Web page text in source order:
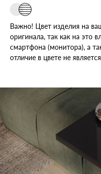
Важно! Цвет изделия на
оригинала, так как на это
смартфона (монитора), а
отличие в цвете не